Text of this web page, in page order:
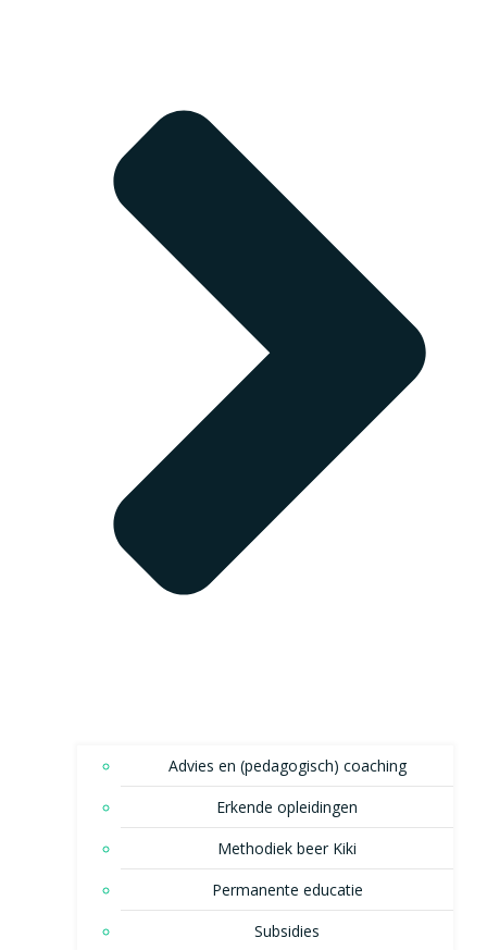
Advies en (pedagogisch) coaching
Erkende opleidingen
Methodiek beer Kiki
Permanente educatie
Subsidies